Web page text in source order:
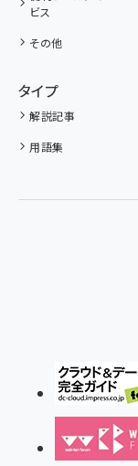
ビス
その他
タイプ
解説記事
用語集